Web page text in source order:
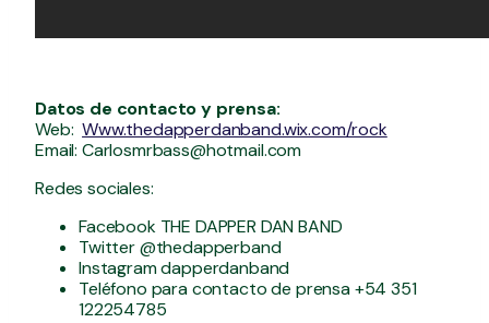
Datos de contacto y prensa:
Web:Www.thedapperdanband.wix.com/rock
Email: Carlosmrbass@hotmail.com
Redes sociales:
Facebook THE DAPPER DAN BAND
Twitter @thedapperband
Instagram dapperdanband
Teléfono para contacto de prensa +54 351
122254785